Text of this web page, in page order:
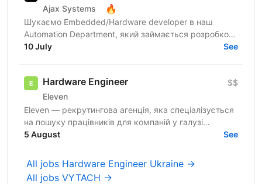
Ajax Systems 🔥
Шукаємо Embedded/Hardware developer в наш
Automation Department, який займається розробкою
програмно-апаратних комплексів для тестування
10 July See
Hardware Engineer
Eleven
$$
Eleven — рекрутингова агенція, яка спеціалізується
на пошуку працівників для компаній у галузі
військових технологій. Наша мета — підтримувати
5 August See
All jobs Hardware Engineer Ukraine →
All jobs VYTACH →